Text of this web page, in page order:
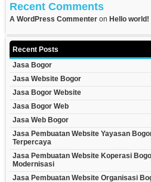
Recent Comments
A WordPress Commenter on Hello world!
Recent Posts
Jasa Bogor
Jasa Website Bogor
Jasa Bogor Website
Jasa Bogor Web
Jasa Web Bogor
Jasa Pembuatan Website Yayasan
Terpercaya
Jasa Pembuatan Website Koperasi
Modernisasi
Jasa Pembuatan Website Organisasi